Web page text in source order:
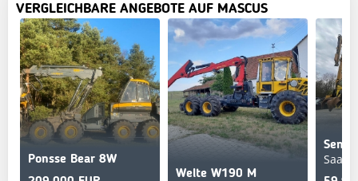
VERGLEICHBARE ANGEBOTE AUF MASCUS
Ponsse Bear 8W
Welte W190 M